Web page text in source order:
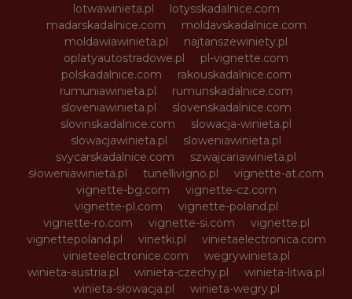
lotwawinieta.pl
lotysskadalnice.com
madarskadalnice.com
moldavskadalnice.com
moldawiawinieta.pl
najtanszewiniety.pl
oplatyautostradowe.pl
pl-vignette.com
polskadalnice.com
rakouskadalnice.com
rumuniawinieta.pl
rumunskadalnice.com
sloveniawinieta.pl
slovenskadalnice.com
slovinskadalnice.com
slowacja-winieta.pl
slowacjawinieta.pl
sloweniawinieta.pl
svycarskadalnice.com
szwajcariawinieta.pl
słoweniawinieta.pl
tunellivigno.pl
vignette-at.com
vignette-bg.com
vignette-cz.com
vignette-pl.com
vignette-poland.pl
vignette-ro.com
vignette-si.com
vignette.pl
vignettepoland.pl
vinetki.pl
vinietaelectronica.com
vinieteelectronice.com
wegrywinieta.pl
winieta-austria.pl
winieta-czechy.pl
winieta-litwa.pl
winieta-słowacja.pl
winieta-wegry.pl